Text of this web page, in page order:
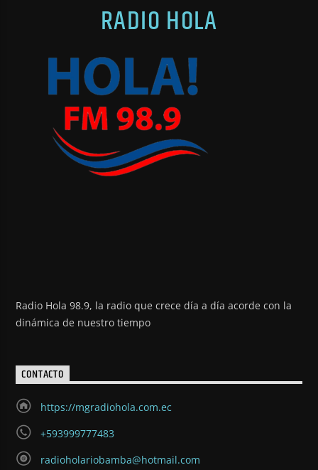
RADIO HOLA
Radio Hola 98.9, la radio que crece día a día acorde con la
dinámica de nuestro tiempo
CONTACTO
https://mgradiohola.com.ec
+593999777483
radioholariobamba@hotmail.com